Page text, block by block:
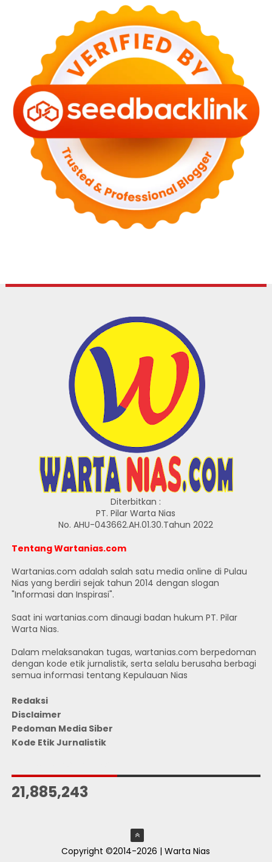
Diterbitkan :
PT. Pilar Warta Nias
No. AHU-043662.AH.01.30.Tahun 2022
Tentang Wartanias.com
Wartanias.com adalah salah satu media online di Pulau
Nias yang berdiri sejak tahun 2014 dengan slogan
"Informasi dan Inspirasi".
Saat ini wartanias.com dinaugi badan hukum PT. Pilar
Warta Nias.
Dalam melaksanakan tugas, wartanias.com berpedoman
dengan kode etik jurnalistik, serta selalu berusaha berbagi
semua informasi tentang Kepulauan Nias
Redaksi
Disclaimer
Pedoman Media Siber
Kode Etik Jurnalistik
21,885,243
Copyright ©2014-2026 | Warta Nias